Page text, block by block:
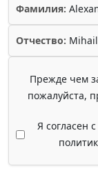
Фамилия:
Отчество: Mihail
Прежде чем
пожалуйста,
Я согласен